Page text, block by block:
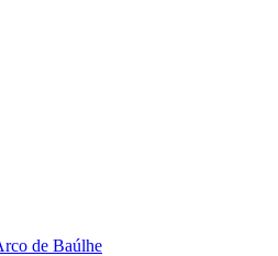
de Baúlhe